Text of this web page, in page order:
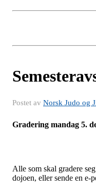
Postet av Norsk Judo og
Gradering mandag 5.
Alle som skal gradere
dojoen, eller sende en